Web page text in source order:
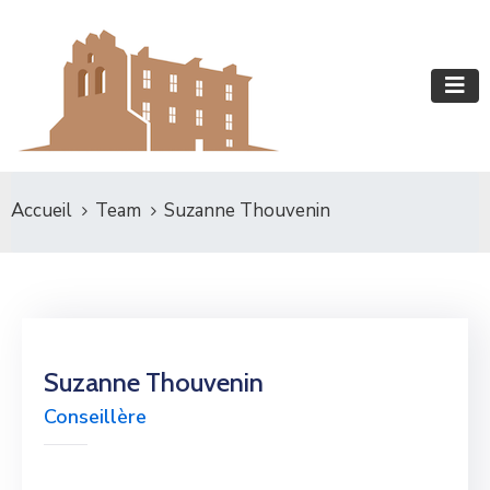
Accueil Team Suzanne Thouvenin
Suzanne Thouvenin
Conseillère